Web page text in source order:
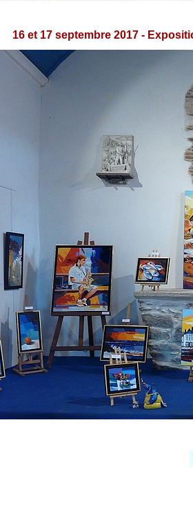
16 et 17 septembre 2017 -